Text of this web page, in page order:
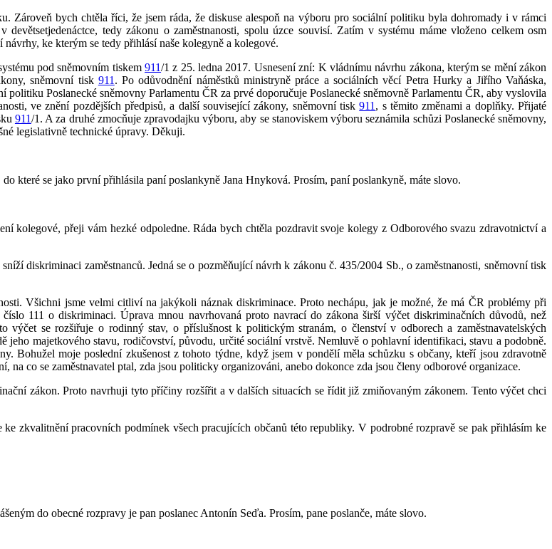
Zároveň bych chtěla říci, že jsem ráda, že diskuse alespoň na výboru pro sociální politiku byla dohromady i v rámci
tedy zákonu o zaměstnanosti, spolu úzce souvisí. Zatím v systému máme vloženo celkem osm
ke kterým se tedy přihlásí naše kolegyně a kolegové.
pod sněmovním tiskem911/1 z 25. ledna 2017. Usnesení zní: K vládnímu návrhu zákona, kterým se mění zákon
sněmovní tisk 911 . Po odůvodnění náměstků ministryně práce a sociálních věcí Petra Hurky a Jiřího Vaňáska,
Poslanecké sněmovny Parlamentu ČR za prvé doporučuje Poslanecké sněmovně Parlamentu ČR, aby vyslovila
ve znění pozdějších předpisů, a další související zákony, sněmovní tisk911 , s těmito změnami a doplňky. Přijaté
911/1. A za druhé zmocňuje zpravodajku výboru, aby se stanoviskem výboru seznámila schůzi Poslanecké sněmovny,
legislativně technické úpravy. Děkuji.
které se jako první přihlásila paní poslankyně Jana Hnyková. Prosím, paní poslankyně, máte slovo.
kolegové, přeji vám hezké odpoledne. Ráda bych chtěla pozdravit svoje kolegy z Odborového svazu zdravotnictví a
diskriminaci zaměstnanců. Jedná se o pozměňující návrh k zákonu č. 435/2004 Sb., o zaměstnanosti, sněmovní tisk
Všichni jsme velmi citliví na jakýkoli náznak diskriminace. Proto nechápu, jak je možné, že má ČR problémy při
111 o diskriminaci. Úprava mnou navrhovaná proto navrací do zákona širší výčet diskriminačních důvodů, než
výčet se rozšiřuje o rodinný stav, o příslušnost k politickým stranám, o členství v odborech a zaměstnavatelských
jeho majetkového stavu, rodičovství, původu, určité sociální vrstvě. Nemluvě o pohlavní identifikaci, stavu a podobně.
Bohužel moje poslední zkušenost z tohoto týdne, když jsem v pondělí měla schůzku s občany, kteří jsou zdravotně
co se zaměstnavatel ptal, zda jsou politicky organizováni, anebo dokonce zda jsou členy odborové organizace.
zákon. Proto navrhuji tyto příčiny rozšířit a v dalších situacích se řídit již zmiňovaným zákonem. Tento výčet chci
zkvalitnění pracovních podmínek všech pracujících občanů této republiky. V podrobné rozpravě se pak přihlásím ke
do obecné rozpravy je pan poslanec Antonín Seďa. Prosím, pane poslanče, máte slovo.